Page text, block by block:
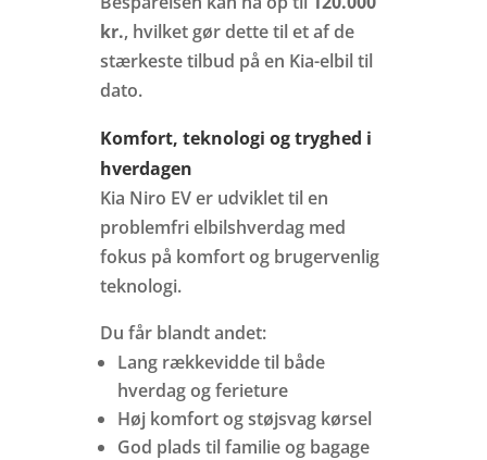
kr., hvilket gør dette til et af de
stærkeste tilbud på en Kia-elbil til
dato.
Komfort, teknologi og tryghed i
hverdagen
Kia Niro EV er udviklet til en
problemfri elbilshverdag med
fokus på komfort og brugervenlig
teknologi.
Du får blandt andet:
Lang rækkevidde til både
hverdag og ferieture
Høj komfort og støjsvag kørsel
God plads til familie og bagage